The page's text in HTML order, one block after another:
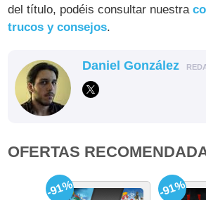
del título, podéis consultar nuestra
trucos y consejos.
Daniel González
OFERTAS
-91% -91%